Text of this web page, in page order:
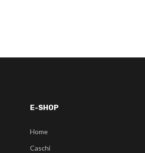
E-SHOP
Home
Caschi